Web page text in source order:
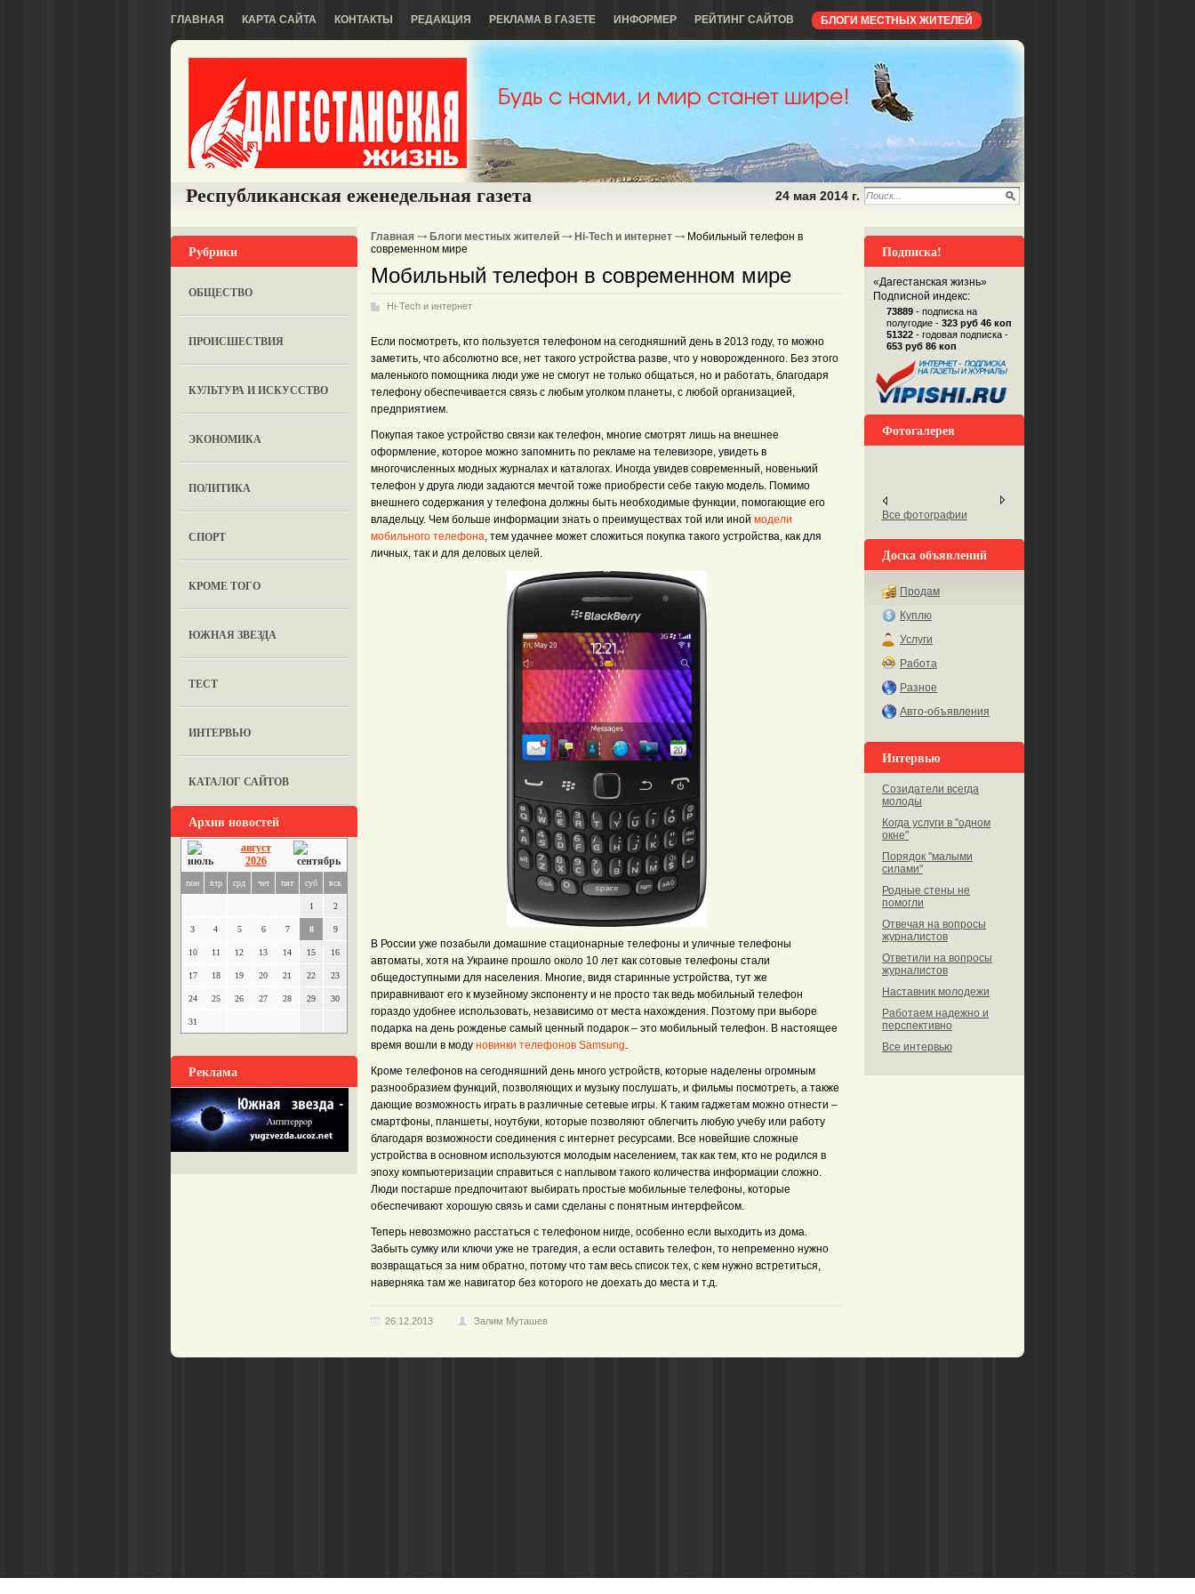
ГЛАВНАЯ КАРТА САЙТА КОНТАКТЫ РЕДАКЦИЯ РЕКЛАМА В ГАЗЕТЕ ИНФОРМЕР РЕЙТИНГ САЙТОВ БЛОГИ МЕСТНЫХ ЖИТЕЛЕЙ
Республиканская еженедельная газета 24 мая 2014 г.
Рубрики
ОБЩЕСТВО
ПРОИСШЕСТВИЯ
КУЛЬТУРА И ИСКУССТВО
ЭКОНОМИКА
ПОЛИТИКА
СПОРТ
КРОМЕ ТОГО
ЮЖНАЯ ЗВЕЗДА
ТЕСТ
ИНТЕРВЬЮ
КАТАЛОГ САЙТОВ
Архив новостей
август
2026
пон втр срд чет пят суб вск
1 2
3 4 5 6 7 8 9
10 11 12 13 14 15 16
17 18 19 20 21 22 23
24 25 26 27 28 29 30
31
Реклама
Главная Блоги местных жителей Hi-Tech и интернет
Мобильный телефон в
современном мире
Мобильный телефон в современном мире
Hi-Tech и интернет
Если посмотреть, кто пользуется телефоном на сегодняшний день в 2013 году, то можно
заметить, что абсолютно все, нет такого устройства разве, что у новорожденного. Без этого
маленького помощника люди уже не смогут не только общаться, но и работать, благодаря
телефону обеспечивается связь с любым уголком планеты, с любой организацией,
предприятием.
Покупая такое устройство связи как телефон, многие смотрят лишь на внешнее
оформление, которое можно запомнить по рекламе на телевизоре, увидеть в
многочисленных модных журналах и каталогах. Иногда увидев современный, новенький
телефон у друга люди задаются мечтой тоже приобрести себе такую модель. Помимо
внешнего содержания у телефона должны быть необходимые функции, помогающие его
владельцу. Чем больше информации знать о преимуществах той или иной модели
мобильного телефона, тем удачнее может сложиться покупка такого устройства, как для
личных, так и для деловых целей.
В России уже позабыли домашние стационарные телефоны и уличные телефоны
автоматы, хотя на Украине прошло около 10 лет как сотовые телефоны стали
общедоступными для населения. Многие, видя старинные устройства, тут же
приравнивают его к музейному экспоненту и не просто так ведь мобильный телефон
гораздо удобнее использовать, независимо от места нахождения. Поэтому при выборе
подарка на день рожденье самый ценный подарок – это мобильный телефон. В настоящее
время вошли в моду новинки телефонов Samsung.
Кроме телефонов на сегодняшний день много устройств, которые наделены огромным
разнообразием функций, позволяющих и музыку послушать, и фильмы посмотреть, а также
дающие возможность играть в различные сетевые игры. К таким гаджетам можно отнести –
смартфоны, планшеты, ноутбуки, которые позволяют облегчить любую учебу или работу
благодаря возможности соединения с интернет ресурсами. Все новейшие сложные
устройства в основном используются молодым населением, так как тем, кто не родился в
эпоху компьютеризации справиться с наплывом такого количества информации сложно.
Люди постарше предпочитают выбирать простые мобильные телефоны, которые
обеспечивают хорошую связь и сами сделаны с понятным интерфейсом.
Теперь невозможно расстаться с телефоном нигде, особенно если выходить из дома.
Забыть сумку или ключи уже не трагедия, а если оставить телефон, то непременно нужно
возвращаться за ним обратно, потому что там весь список тех, с кем нужно встретиться,
наверняка там же навигатор без которого не доехать до места и т.д.
26.12.2013 Залим Муташев
Подписка!
«Дагестанская жизнь»
Подписной индекс:
73889 - подписка на
полугодие - 323 руб 46 коп
51322 - годовая подписка -
653 руб 86 коп
Фотогалерея
Все фотографии
Доска объявлений
Продам
Куплю
Услуги
Работа
Разное
Авто-объявления
Интервью
Созидатели всегда
молоды
Когда услуги в "одном
окне"
Порядок "малыми
силами"
Родные стены не
помогли
Отвечая на вопросы
журналистов
Ответили на вопросы
журналистов
Наставник молодежи
Работаем надежно и
перспективно
Все интервью